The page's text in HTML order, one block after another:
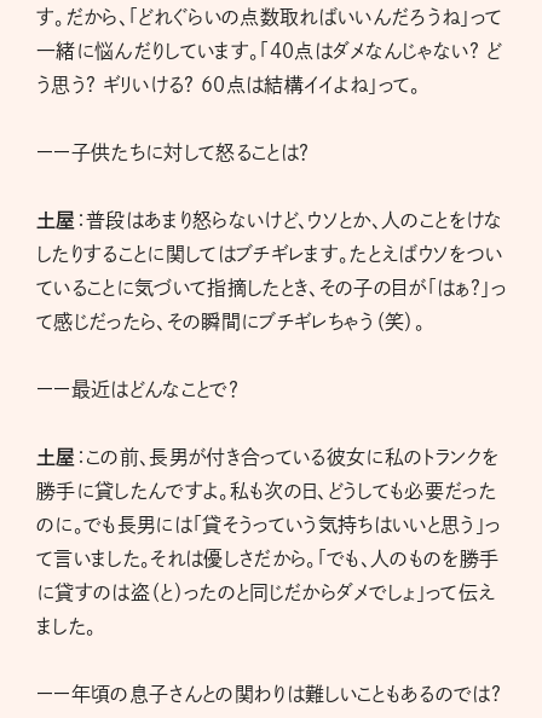
す。だから、「どれぐらいの点数取ればいいんだろうね」って
一緒に悩んだりしています。「40点はダメなんじゃない? ど
う思う? ギリいける? 60点は結構イイよね」って。
ーー子供たちに対して怒ることは？
土屋 ：普段はあまり怒らないけど、ウソとか、人のことをけな
したりすることに関してはブチギレます。たとえばウソをつい
ていることに気づいて指摘したとき、その子の目が「はぁ?」っ
て感じだったら、その瞬間にブチギレちゃう（笑）。
ーー最近はどんなことで？
土屋 ：この前、長男が付き合っている彼女に私のトランクを
勝手に貸したんですよ。私も次の日、どうしても必要だった
のに。でも長男には「貸そうっていう気持ちはいいと思う」っ
て言いました。それは優しさだから。「でも、人のものを勝手
に貸すのは盗（と）ったのと同じだからダメでしょ」って伝え
ました。
ーー年頃の息子さんとの関わりは難しいこともあるのでは?